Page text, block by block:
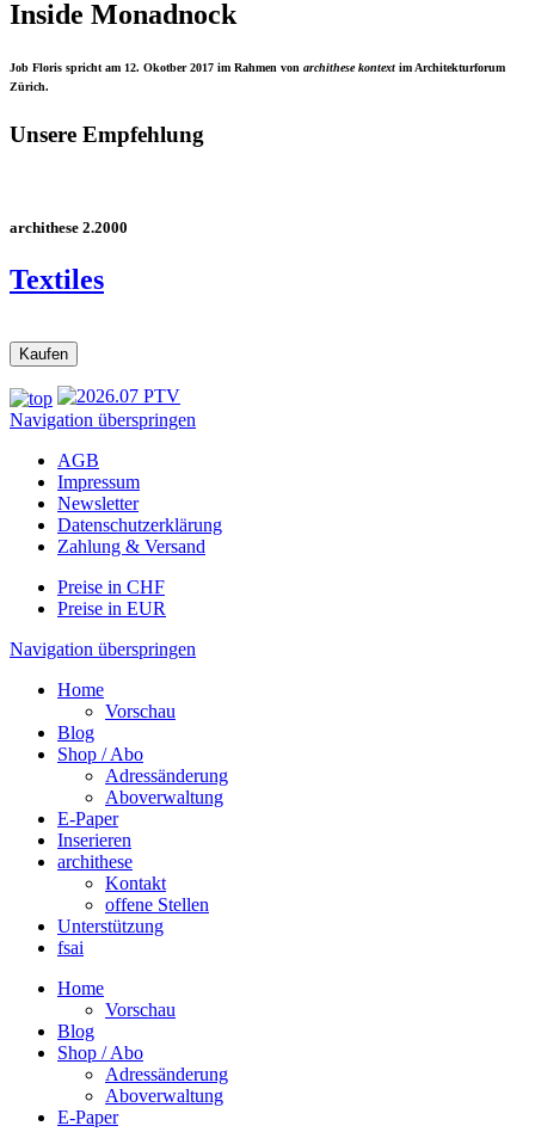
Inside Monadnock
Job Floris spricht am 12. Okotber 2017 im Rahmen von archithese kontext im Architekturforum
Zürich.
Unsere Empfehlung
archithese 2.2000
Textiles
Navigation überspringen
AGB
Impressum
Newsletter
Datenschutzerklärung
Zahlung & Versand
Preise in CHF
Preise in EUR
Navigation überspringen
Home
Vorschau
Blog
Shop / Abo
Adressänderung
Aboverwaltung
E-Paper
Inserieren
archithese
Kontakt
offene Stellen
Unterstützung
fsai
Home
Vorschau
Blog
Shop / Abo
Adressänderung
Aboverwaltung
E-Paper